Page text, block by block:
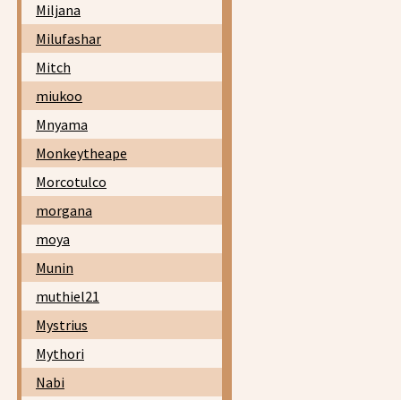
Miljana
Milufashar
Mitch
miukoo
Mnyama
Monkeytheape
Morcotulco
morgana
moya
Munin
muthiel21
Mystrius
Mythori
Nabi